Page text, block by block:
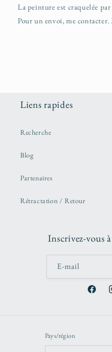
La peinture est craquelée
Pour un envoi, me
Liens rapides
Recherche
Blog
Partenaires
Rétractation / Retour
Inscrivez-vous
E-mail
Pays/région